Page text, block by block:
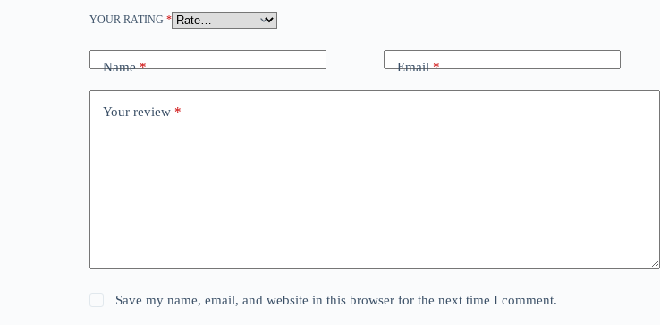
YOUR RATING *
Name* Email*
Your review *
Save my name, email, and website in this browser for the next time I comment.